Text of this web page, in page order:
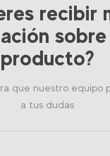
recibir
producto?
que nuestro equipo
a tus dudas